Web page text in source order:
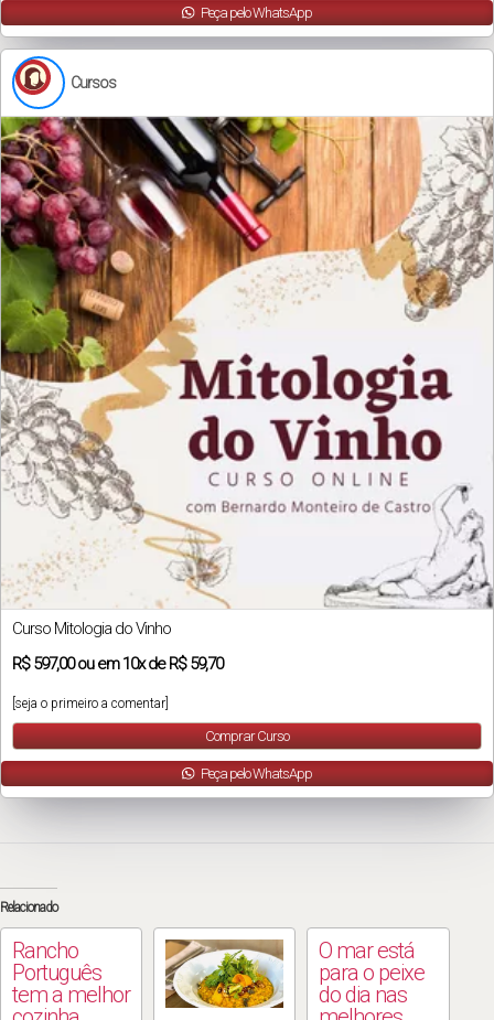
Peça pelo WhatsApp
Cursos
Curso Mitologia do Vinho
R$597,00ou em10xdeR$ 59,70
[seja o primeiro a comentar]
Comprar Curso
Peça pelo WhatsApp
Relacionado
Rancho
Português
tem a melhor
O mar está
para o peixe
do dia nas